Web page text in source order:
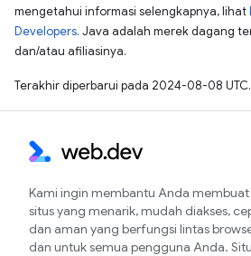
mengetahui informasi selengkapnya, lihat
Developers. Java adalah merek dagang
dan/atau afiliasinya.
Terakhir diperbarui pada 2024-08-08 UTC.
Kami ingin membantu Anda membuat
situs yang menarik, mudah diakses,
dan aman yang berfungsi lintas
dan untuk semua pengguna Anda.